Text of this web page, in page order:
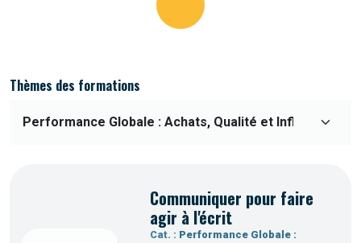
Thèmes des formations
Communiquer pour faire
agir à l'écrit
Cat. : Performance Globale :